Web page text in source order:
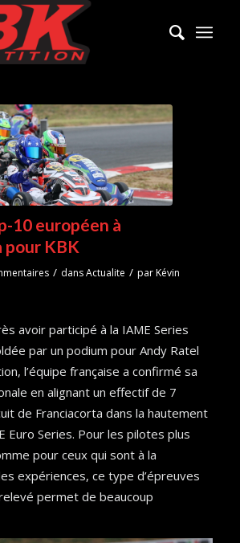
10 européen à
pour KBK
/ dansActualite / parKévin
avoir participé à la IAME Series
par un podium pour Andy Ratel
l’équipe française a confirmé sa
en alignant un effectif de 7
de Franciacorta dans la hautement
Euro Series. Pour les pilotes plus
pour ceux qui sont à la
expériences, ce type d’épreuves
permet de beaucoup